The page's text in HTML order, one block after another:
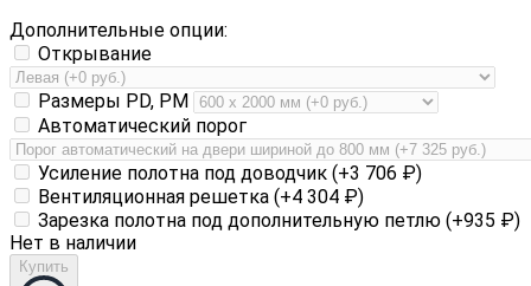
Дополнительные опции:
Открывание
Размеры PD, PM
Автоматический порог
Усиление полотна под доводчик (+3 706 ₽)
Вентиляционная решетка (+4 304 ₽)
Зарезка полотна под дополнительную петлю (+935 ₽)
Нет в наличии
Купить